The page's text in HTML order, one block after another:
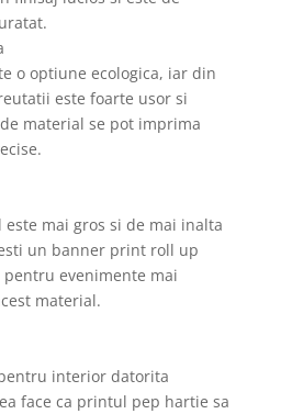
o optiune ecologica, iar din
este foarte usor si
material se pot imprima
mai gros si de mai inalta
un banner print roll up
evenimente mai
material.
interior datorita
face ca printul pep hartie sa